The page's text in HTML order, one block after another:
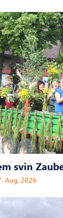
svin
Aug, 2026